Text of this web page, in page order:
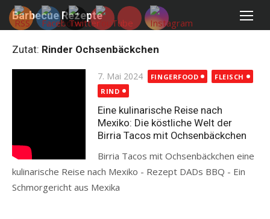
Skip
Barbecue Rezepte
Zutat: Rinder Ochsenbäckchen
Posted
on
7. Mai 2024 FINGERFOOD
FLEISCH
RIND
Eine kulinarische Reise nach
Mexiko: Die köstliche Welt der
Birria Tacos mit Ochsenbäckchen
Birria Tacos mit Ochsenbäckchen eine
kulinarische Reise nach Mexiko - Rezept DADs BBQ - Ein
Schmorgericht aus Mexika